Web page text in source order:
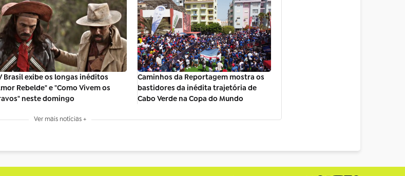
Brasil exibe os longas inéditos
Rebelde" e "Como Vivem os
neste domingo
Caminhos da Reportagem mostra os
bastidores da inédita trajetória de
Cabo Verde na Copa do Mundo
Ver mais notícias +